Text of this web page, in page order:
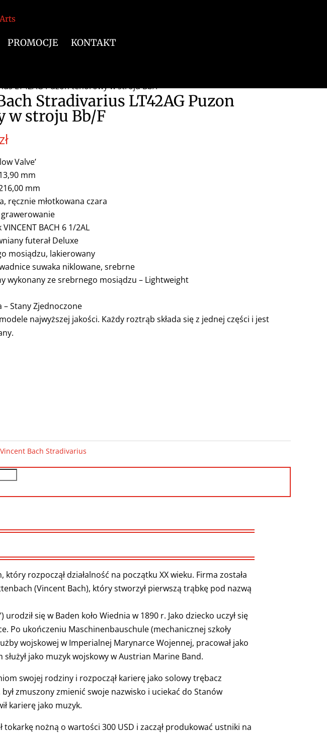
PROMOCJE KONTAKT
LT42AG Puzon tenorowy w stroju Bb/F
Stradivarius LT42AG Puzon
w stroju Bb/F
zł
Valve’
mm
mm
ręcznie młotkowana czara
BACH 6 1/2AL
futerał Deluxe
mosiądzu, lakierowany
suwaka niklowane, srebrne
wykonany ze srebrnego mosiądzu – Lightweight
Stany Zjednoczone
najwyższej jakości. Każdy roztrąb składa się z jednej części i jest
Vincent Bach Stradivarius
rozpoczął działalność na początku XX wieku. Firma została
(Vincent Bach), który stworzył pierwszą trąbkę pod nazwą
się w Baden koło Wiednia w 1890 r. Jako dziecko uczył się
Po ukończeniu Maschinenbauschule (mechanicznej szkoły
wojskowej w Imperialnej Marynarce Wojennej, pracował jako
jako muzyk wojskowy w Austrian Marine Band.
swojej rodziny i rozpoczął karierę jako solowy trębacz
zmuszony zmienić swoje nazwisko i uciekać do Stanów
karierę jako muzyk.
nożną o wartości 300 USD i zaczął produkować ustniki na